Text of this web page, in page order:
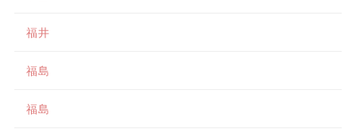
福井
福島
福島